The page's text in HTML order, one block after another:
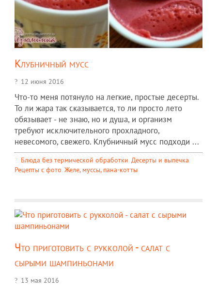
Клубничный мусс
12 июня 2016
Что-то меня потянуло на легкие, простые десерты.
То ли жара так сказывается, то ли просто лето
обязывает - не знаю, но и душа, и организм
требуют исключительного прохладного,
невесомого, свежего. Клубничный мусс подходи ...
Блюда без термической обработки, Десерты и выпечка,
Рецепты c фото, Желе, муссы, пана-котты
Что приготовить с рукколой - салат с
сырыми шампиньонами
13 мая 2016